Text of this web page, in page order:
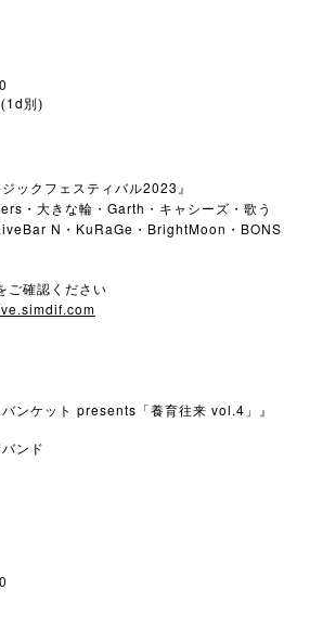
(1d 別)
ックフェスティバル2023 』
・大きな輪・ Garth ・キャシーズ・歌う
N ・ KuRaGe ・ BrightMoon ・ BONS
ご確認ください
ンケット presents 「養育往来 vol.4 」』
ンド